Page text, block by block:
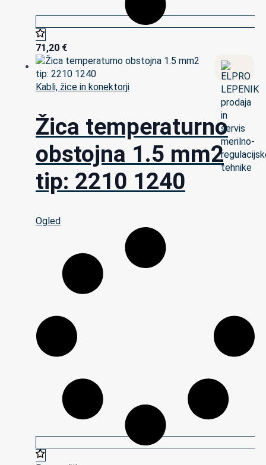
71,20 €
Kabli, žice in konektorji
Žica temperaturno
obstojna 1.5 mm2
tip: 2210 1240
Ogled